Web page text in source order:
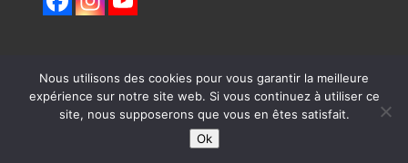
Babirevaboutique.com tous droits réservés / Une
réalisation DciWeb
Nous utilisons des cookies pour vous garantir la meilleure
expérience sur notre site web. Si vous continuez à utiliser ce
site, nous supposerons que vous en êtes satisfait.
Ok